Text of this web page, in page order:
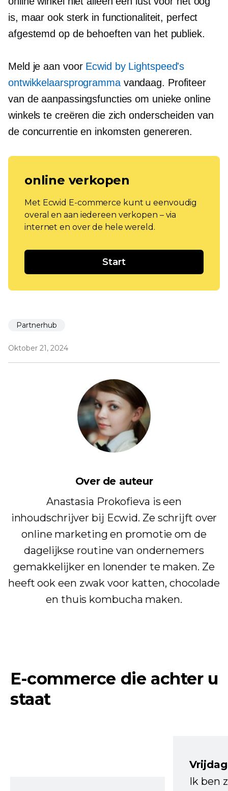
is, maar ook sterk in functionaliteit, perfect
afgestemd op de behoeften van het publiek.
Meld je aan voor Ecwid by Lightspeed's
ontwikkelaarsprogrammavandaag. Profiteer
van de aanpassingsfuncties om unieke online
winkels te creëren die zich onderscheiden van
de concurrentie en inkomsten genereren.
online verkopen
Met Ecwid E-commerce kunt u eenvoudig
overal en aan iedereen verkopen – via
internet en over de hele wereld.
Start
Partnerhub
Oktober 21, 2024
Over de auteur
Anastasia Prokofieva is een
inhoudschrijver bij Ecwid. Ze schrijft over
online marketing en promotie om de
dagelijkse routine van ondernemers
gemakkelijker en lonender te maken. Ze
heeft ook een zwak voor katten, chocolade
en thuis kombucha maken.
E-commerce die achter u
staat
Ik ben